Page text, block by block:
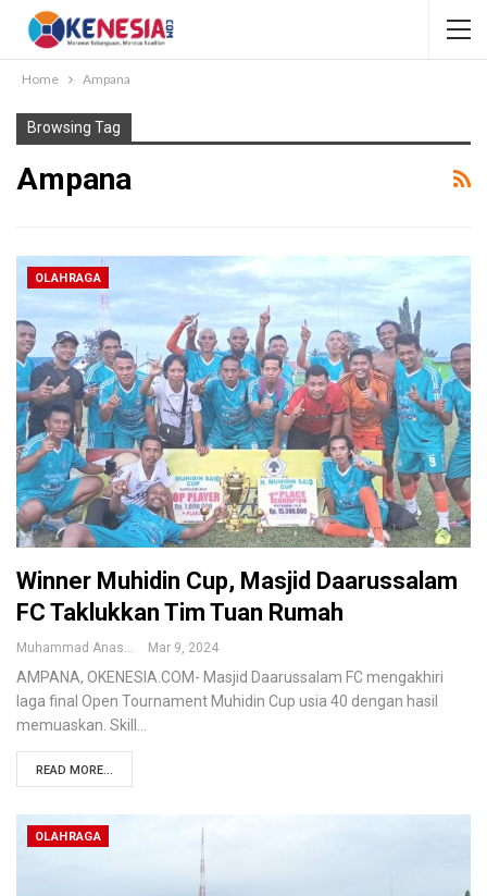
Home Ampana
Browsing Tag
Ampana
OLAHRAGA
Winner Muhidin Cup, Masjid Daarussalam
FC Taklukkan Tim Tuan Rumah
Muhammad Anas Mar 9, 2024
AMPANA, OKENESIA.COM- Masjid Daarussalam FC mengakhiri
laga final Open Tournament Muhidin Cup usia 40 dengan hasil
memuaskan. Skill…
READ MORE...
OLAHRAGA